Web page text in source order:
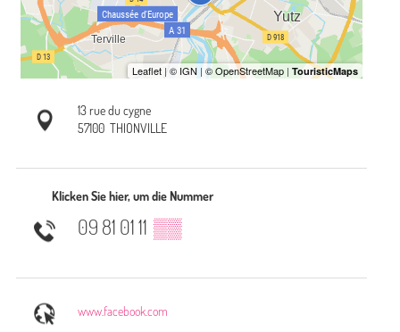
13 rue du cygne
57100 THIONVILLE
Klicken Sie hier, um die Nummer
09 81 01 11 ▒▒
www.facebook.com